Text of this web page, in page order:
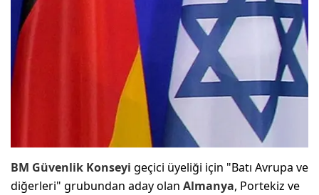
BM Güvenlik Konseyi geçici üyeliği için "Batı Avrupa ve
diğerleri" grubundan aday olan Almanya, Portekiz ve